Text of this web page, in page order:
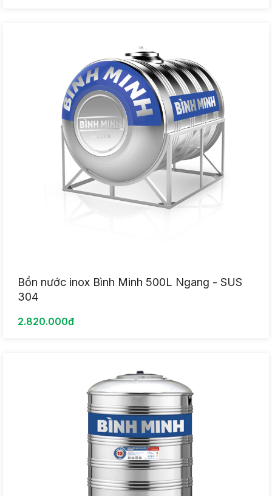
Bồn nước inox Bình Minh 500L Ngang - SUS
304
2.820.000đ